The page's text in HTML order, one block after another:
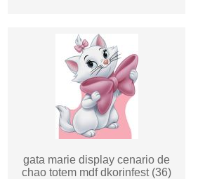
gata marie display cenario de
chao totem mdf dkorinfest (36)